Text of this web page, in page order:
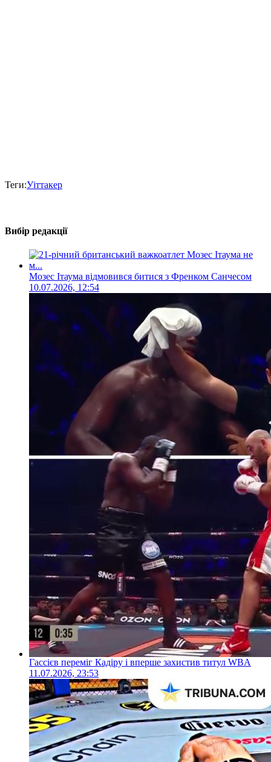
Теги:Уіттакер
Вибір редакції
Мозес Ітаума відмовився битися з Френком Санчесом
10.07.2026, 12:54
Гассієв переміг Кадіру і вперше захистив титул WBA
11.07.2026, 23:53